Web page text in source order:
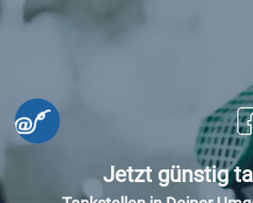
Jetzt günstig